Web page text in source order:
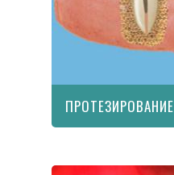
ПРОТЕЗИРОВАНИЕ